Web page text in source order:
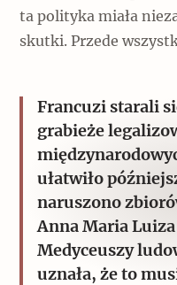
ta polityka miała
skutki. Przede
Francuzi starali
grabieże
ułatwiło
naruszono
Anna Maria
Medyceuszy
uznała, że to